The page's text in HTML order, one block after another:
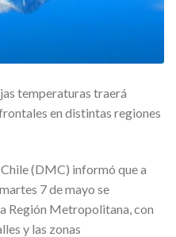
temperaturas traerá
en distintas regiones
(DMC) informó que a
7 de mayo se
Región Metropolitana, con
y las zonas